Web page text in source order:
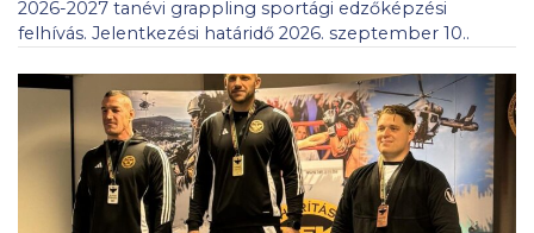
2026-2027 tanévi grappling sportági edzőképzési
felhívás. Jelentkezési határidő 2026. szeptember 10..